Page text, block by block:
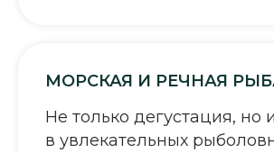
МОРСКАЯ И РЕЧНАЯ
Не только дегустация, но
в увлекательных